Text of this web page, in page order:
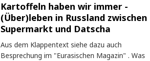
Kartoffeln haben wir immer -
(Über)leben in Russland zwischen
Supermarkt und Datscha
Aus dem Klappentext siehe dazu auch
Besprechung im "Eurasischen Magazin" . Was